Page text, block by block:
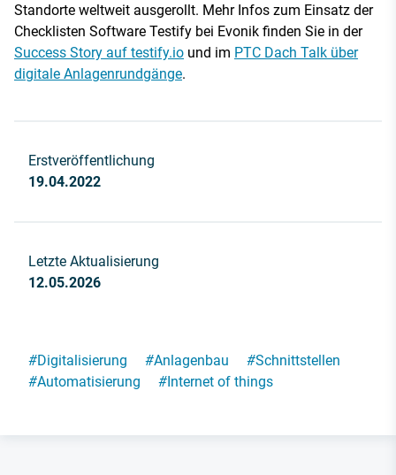
Standorte weltweit ausgerollt. Mehr Infos zum Einsatz der
Checklisten Software Testify bei Evonik finden Sie in der
Success Story auf testify.io und im PTC Dach Talk über
digitale Anlagenrundgänge.
Erstveröffentlichung
19.04.2022
Letzte Aktualisierung
12.05.2026
#Digitalisierung #Anlagenbau #Schnittstellen
#Automatisierung #Internet of things